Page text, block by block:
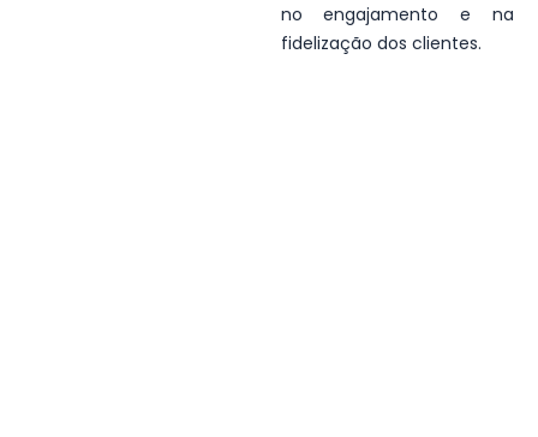
no engajamento e na
fidelização dos clientes.